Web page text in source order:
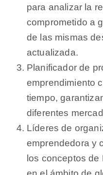
para analizar la
comprometido a
de las mismas
actualizada.
Planificador de
emprendimiento
tiempo,
diferentes
Líderes de
emprendedora y
los conceptos